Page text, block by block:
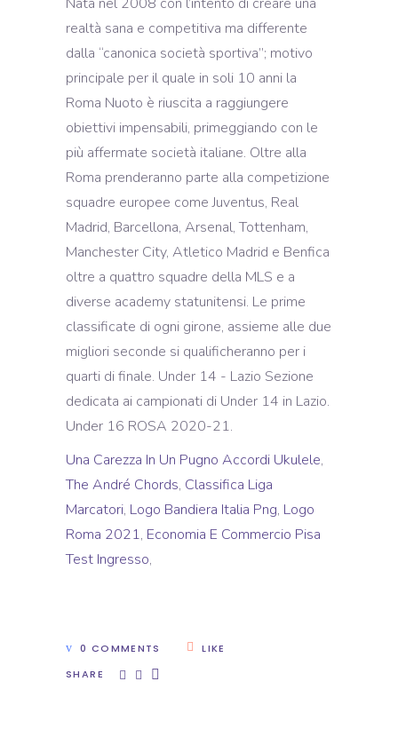
Una Carezza In Un Pugno Accordi Ukulele,
The André Chords, Classifica Liga
Marcatori, Logo Bandiera Italia Png, Logo
Roma 2021, Economia E Commercio Pisa
Test Ingresso,
0 COMMENTS
LIKE
SHARE